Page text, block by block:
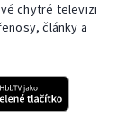
chytré televizi
články a